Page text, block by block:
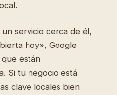
servicio cerca de él,
hoy», Google
están
Si tu negocio está
clave locales bien